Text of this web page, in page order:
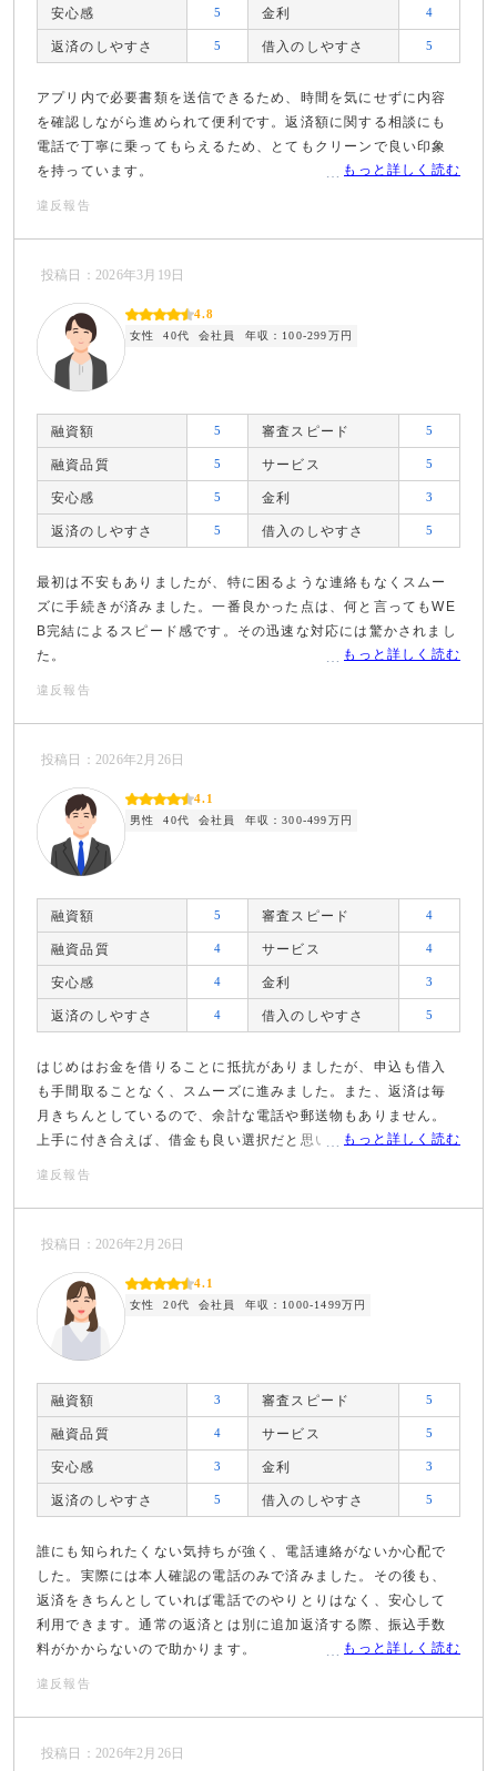
安心感 5 金利 4
返済のしやすさ 5 借入のしやすさ 5
アプリ内で必要書類を送信できるため、時間を気にせずに内容
を確認しながら進められて便利です。返済額に関する相談にも
電話で丁寧に乗ってもらえるため、とてもクリーンで良い印象
を持っています。
もっと詳しく読む
違反報告
投稿日：2026年3月19日
4.8
女性 40代 会社員 年収：100-299万円
融資額 5 審査スピード 5
融資品質 5 サービス 5
安心感 5 金利 3
返済のしやすさ 5 借入のしやすさ 5
最初は不安もありましたが、特に困るような連絡もなくスムー
ズに手続きが済みました。一番良かった点は、何と言ってもWE
B完結によるスピード感です。その迅速な対応には驚かされまし
た。
もっと詳しく読む
違反報告
投稿日：2026年2月26日
4.1
男性 40代 会社員 年収：300-499万円
融資額 5 審査スピード 4
融資品質 4 サービス 4
安心感 4 金利 3
返済のしやすさ 4 借入のしやすさ 5
はじめはお金を借りることに抵抗がありましたが、申込も借入
も手間取ることなく、スムーズに進みました。また、返済は毎
月きちんとしているので、余計な電話や郵送物もありません。
上手に付き合えば、借金も良い選択だと思いました。もっと詳しく読む
違反報告
投稿日：2026年2月26日
4.1
女性 20代 会社員 年収：1000-1499万円
融資額 3 審査スピード 5
融資品質 4 サービス 5
安心感 3 金利 3
返済のしやすさ 5 借入のしやすさ 5
誰にも知られたくない気持ちが強く、電話連絡がないか心配で
した。実際には本人確認の電話のみで済みました。その後も、
返済をきちんとしていれば電話でのやりとりはなく、安心して
利用できます。通常の返済とは別に追加返済する際、振込手数
料がかからないので助かります。
もっと詳しく読む
違反報告
投稿日：2026年2月26日